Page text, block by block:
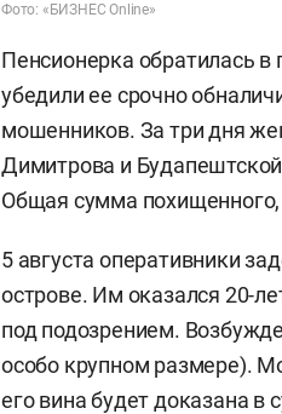
Фото: «БИЗНЕС Online»
Пенсионерка обратилась в
убедили ее срочно
мошенников. За три дня
Димитрова и
Общая сумма похищенного,
5 августа оперативники
острове. Им оказался 20-
под подозрением.
особо крупном размере).
его вина будет доказана в